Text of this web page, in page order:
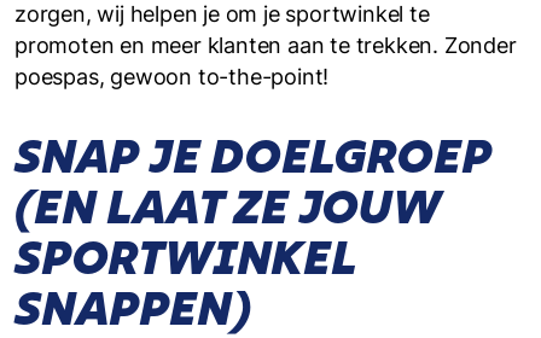
zorgen, wij helpen je om je sportwinkel te
promoten en meer klanten aan te trekken. Zonder
poespas, gewoon to-the-point!
SNAP JE DOELGROEP
(EN LAAT ZE JOUW
SPORTWINKEL
SNAPPEN)